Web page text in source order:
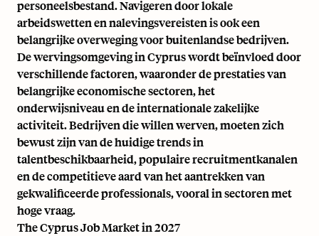
personeelsbestand. Navigeren door lokale
arbeidswetten en nalevingsvereisten is ook een
belangrijke overweging voor buitenlandse bedrijven.
De wervingsomgeving in Cyprus wordt beïnvloed door
verschillende factoren, waaronder de prestaties van
belangrijke economische sectoren, het
onderwijsniveau en de internationale zakelijke
activiteit. Bedrijven die willen werven, moeten zich
bewust zijn van de huidige trends in
talentbeschikbaarheid, populaire recruitmentkanalen
en de competitieve aard van het aantrekken van
gekwalificeerde professionals, vooral in sectoren met
hoge vraag.
The Cyprus Job Market in 2027